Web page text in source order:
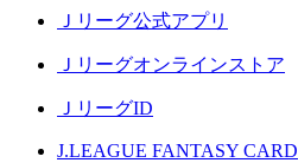
Ｊリーグ公式アプリ
Ｊリーグオンラインストア
ＪリーグID
J.LEAGUE FANTASY CARD